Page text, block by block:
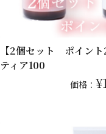
【2個セット ポイン
ティア100
価格：